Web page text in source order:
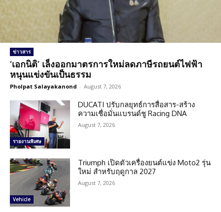
ข่าวสาร
‘เอกนิติ’ เล็งออกมาตรการใหม่ลดภาษีรถยนต์ไฟฟ้า
หนุนแข่งขันเป็นธรรม
Pholpat Salayakanond - August 7, 2026
รายงานพิเศษ
DUCATI ปรับกลยุทธ์การสื่อสาร-สร้าง
ความเชื่อมั่นแบรนด์ชู Racing DNA
August 7, 2026
Vehicle
Triumph เปิดตัวเครื่องยนต์แข่ง Moto2 รุ่น
ใหม่ สำหรับฤดูกาล 2027
August 7, 2026